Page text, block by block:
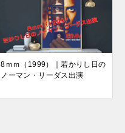
8ｍｍ（1999）｜若かりし日の
ノーマン・リーダス出演